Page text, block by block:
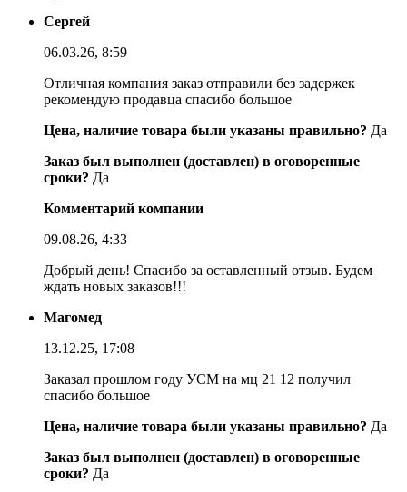
Сергей
06.03.26, 8:59
Отличная компания заказ отправили без задержек
рекомендую продавца спасибо большое
Цена, наличие товара были указаны правильно? Да
Заказ был выполнен (доставлен) в оговоренные
сроки? Да
Комментарий компании
09.08.26, 4:33
Добрый день! Спасибо за оставленный отзыв. Будем
ждать новых заказов!!!
Магомед
13.12.25, 17:08
Заказал прошлом году УСМ на мц 21 12 получил
спасибо большое
Цена, наличие товара были указаны правильно? Да
Заказ был выполнен (доставлен) в оговоренные
сроки? Да